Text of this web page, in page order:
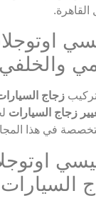
القاهرة.
زجاج
زجاج السيارات
في هذا